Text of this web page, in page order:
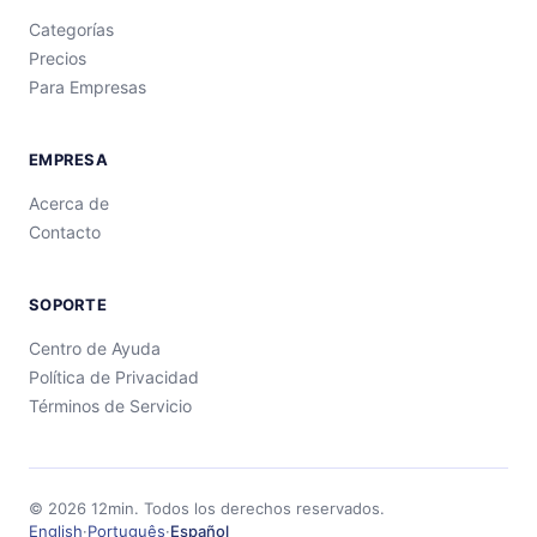
Categorías
Precios
Para Empresas
EMPRESA
Acerca de
Contacto
SOPORTE
Centro de Ayuda
Política de Privacidad
Términos de Servicio
© 2026 12min. Todos los derechos reservados.
English·Português·Español